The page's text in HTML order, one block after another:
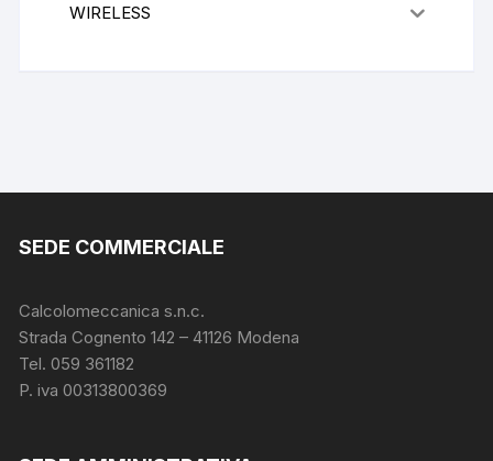
WIRELESS
SEDE COMMERCIALE
Calcolomeccanica s.n.c.
Strada Cognento 142 – 41126 Modena
Tel. 059 361182
P. iva 00313800369